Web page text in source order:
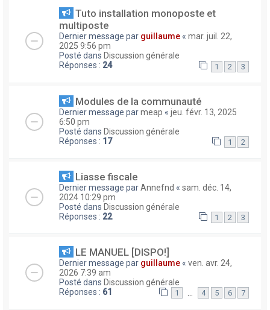
Tuto installation monoposte et
multiposte
Dernier message par guillaume « mar. juil. 22,
2025 9:56 pm
Posté dans Discussion générale
Réponses : 24 1 2 3
Modules de la communauté
Dernier message parmeap « jeu. févr. 13, 2025
6:50 pm
Posté dans Discussion générale
Réponses : 17 1 2
Liasse fiscale
Dernier message parAnnefnd « sam. déc. 14,
2024 10:29 pm
Posté dans Discussion générale
Réponses : 22 1 2 3
LE MANUEL [DISPO!]
Dernier message par guillaume « ven. avr. 24,
2026 7:39 am
Posté dans Discussion générale
Réponses : 61 1 … 4 5 6 7